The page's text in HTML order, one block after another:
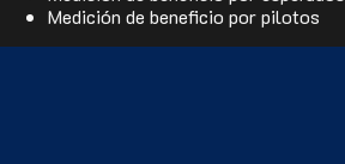
Medición de beneficio por pilotos